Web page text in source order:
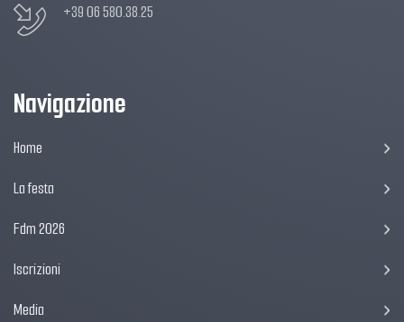
+39 06 580.38.25
Navigazione
Home
La festa
Fdm 2026
Iscrizioni
Media